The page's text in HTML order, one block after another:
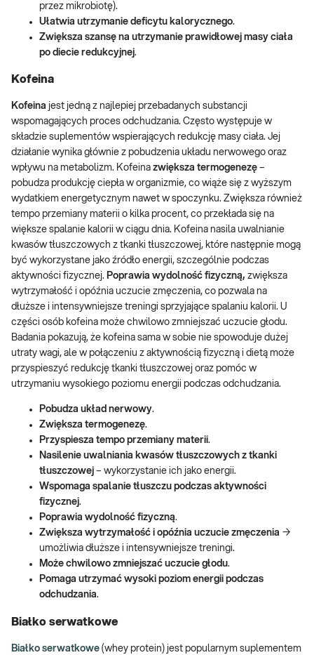
przez mikrobiotę).
Ułatwia utrzymanie deficytu kalorycznego.
Zwiększa szansę na utrzymanie prawidłowej masy ciała
po diecie redukcyjnej.
Kofeina
Kofeina jest jedną z najlepiej przebadanych substancji
wspomagających proces odchudzania. Często występuje w
składzie suplementów wspierających redukcję masy ciała. Jej
działanie wynika głównie z pobudzenia układu nerwowego oraz
wpływu na metabolizm. Kofeina zwiększa termogenezę –
pobudza produkcję ciepła w organizmie, co wiąże się z wyższym
wydatkiem energetycznym nawet w spoczynku. Zwiększa również
tempo przemiany materii o kilka procent, co przekłada się na
większe spalanie kalorii w ciągu dnia. Kofeina nasila uwalnianie
kwasów tłuszczowych z tkanki tłuszczowej, które następnie mogą
być wykorzystane jako źródło energii, szczególnie podczas
aktywności fizycznej. Poprawia wydolność fizyczną, zwiększa
wytrzymałość i opóźnia uczucie zmęczenia, co pozwala na
dłuższe i intensywniejsze treningi sprzyjające spalaniu kalorii. U
części osób kofeina może chwilowo zmniejszać uczucie głodu.
Badania pokazują, że kofeina sama w sobie nie spowoduje dużej
utraty wagi, ale w połączeniu z aktywnością fizyczną i dietą może
przyspieszyć redukcję tkanki tłuszczowej oraz pomóc w
utrzymaniu wysokiego poziomu energii podczas odchudzania.
Pobudza układ nerwowy.
Zwiększa termogenezę.
Przyspiesza tempo przemiany materii.
Nasilenie uwalniania kwasów tłuszczowych z tkanki
tłuszczowej – wykorzystanie ich jako energii.
Wspomaga spalanie tłuszczu podczas aktywności
fizycznej.
Poprawia wydolność fizyczną.
Zwiększa wytrzymałość i opóźnia uczucie zmęczenia →
umożliwia dłuższe i intensywniejsze treningi.
Może chwilowo zmniejszać uczucie głodu.
Pomaga utrzymać wysoki poziom energii podczas
odchudzania.
Białko serwatkowe
Białko serwatkowe (whey protein) jest popularnym suplementem